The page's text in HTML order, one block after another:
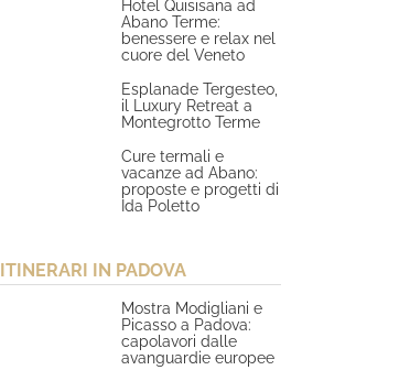
Hotel Quisisana ad
Abano Terme:
benessere e relax nel
cuore del Veneto
Esplanade Tergesteo,
il Luxury Retreat a
Montegrotto Terme
Cure termali e
vacanze ad Abano:
proposte e progetti di
Ida Poletto
ITINERARI IN PADOVA
Mostra Modigliani e
Picasso a Padova:
capolavori dalle
avanguardie europee